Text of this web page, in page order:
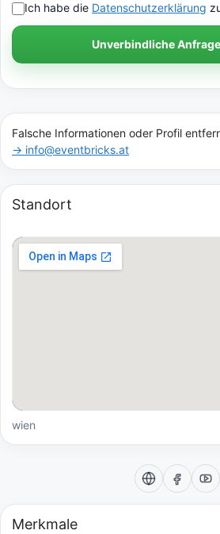
Ich habe die Datenschutzerklärung
Unverbindliche
Falsche Informationen oder Profil
→ info@eventbricks.at
Standort
wien
Merkmale